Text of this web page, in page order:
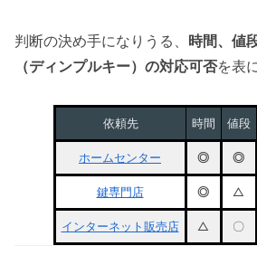
判断の決め手になりうる、 時間、値
（ディンプルキー）の対応可否を表
依頼先 時間 値段
ホームセンター ◎ ◎
鍵専門店 ◎ △
インターネット販売店 △ 〇